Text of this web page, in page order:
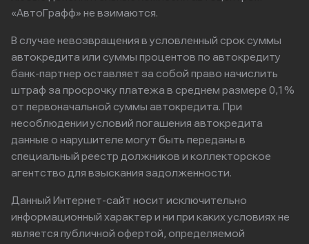
«АвтоГрафф» не взимаются.
В случае невозвращения в условленный срок суммы
автокредита или суммы процентов по автокредиту
банк-партнер оставляет за собой право начислить
штраф за просрочку платежа в среднем размере 0,1%
от первоначальной суммы автокредита. При
несоблюдении условий погашения автокредита
данные о нарушителе могут быть переданы в
специальный реестр должников и коллекторское
агентство для взыскания задолженности.
Данный Интернет-сайт носит исключительно
информационный характер и ни при каких условиях не
является публичной офертой, определяемой